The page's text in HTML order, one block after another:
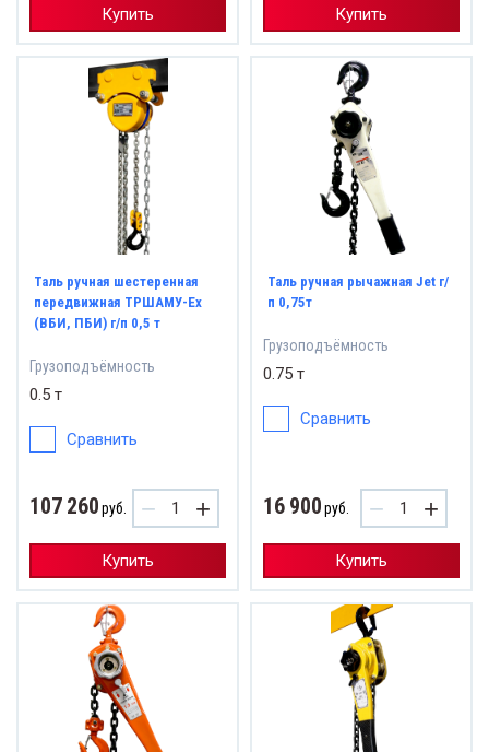
Купить Купить
Таль ручная шестеренная
передвижная ТРШАМУ-Eх
(ВБИ, ПБИ) г/п 0,5 т
Грузоподъёмность
0.5 т
Сравнить
107 260руб. − +
Купить
Таль ручная рычажная Jet г/
п 0,75т
Грузоподъёмность
0.75 т
Сравнить
16 900руб. − +
Купить